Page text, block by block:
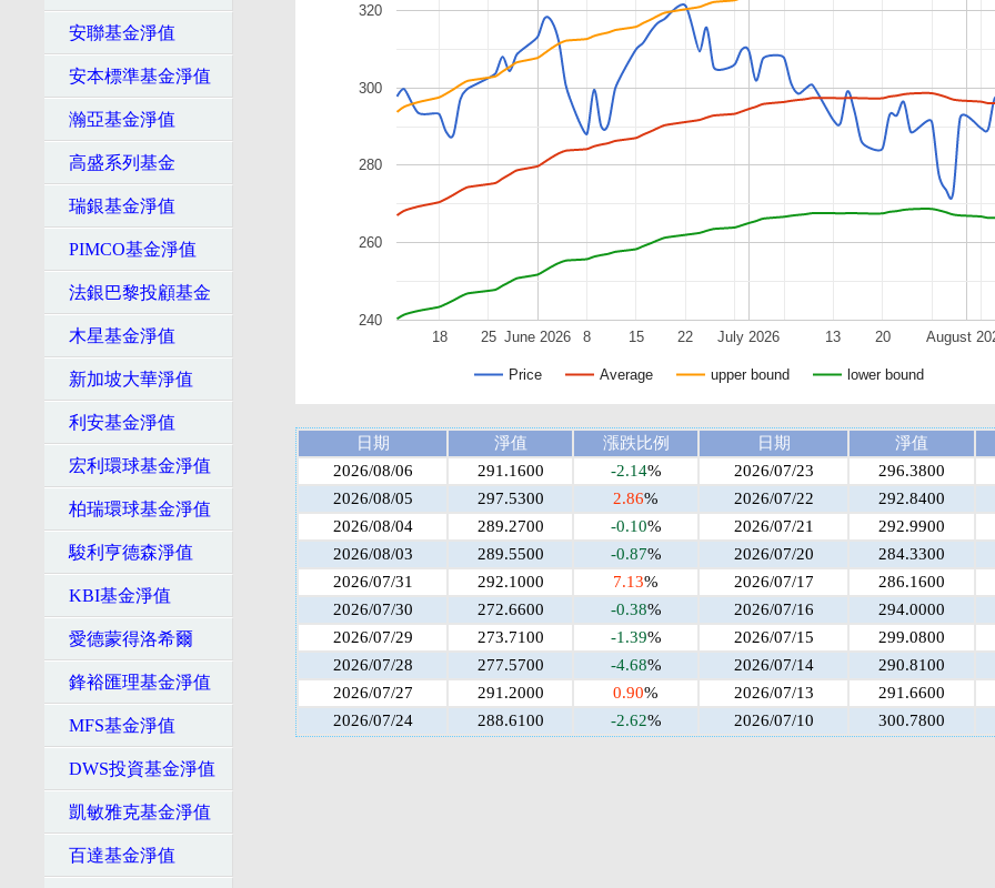
安聯基金淨值
安本標準基金淨值
瀚亞基金淨值
高盛系列基金
瑞銀基金淨值
PIMCO基金淨值
法銀巴黎投顧基金
木星基金淨值
新加坡大華淨值
利安基金淨值
宏利環球基金淨值
柏瑞環球基金淨值
駿利亨德森淨值
KBI基金淨值
愛德蒙得洛希爾
鋒裕匯理基金淨值
MFS基金淨值
DWS投資基金淨值
凱敏雅克基金淨值
百達基金淨值
Price Average upper bound lower bound
June 2026 July 2026 August
18 25 8 15 22 13 20
240
260
280
300
320
日期 淨值 漲跌比例 日期
淨值
2026/08/06
291.1600 -2.14% 2026/07/23
296.3800
2026/08/05
297.5300 2.86% 2026/07/22
292.8400
2026/08/04
289.2700 -0.10% 2026/07/21
292.9900
2026/08/03
289.5500 -0.87% 2026/07/20
284.3300
2026/07/31
292.1000 7.13% 2026/07/17
286.1600
2026/07/30
272.6600 -0.38% 2026/07/16
294.0000
2026/07/29
273.7100 -1.39% 2026/07/15
299.0800
2026/07/28
277.5700 -4.68% 2026/07/14
290.8100
2026/07/27
291.2000 0.90% 2026/07/13
291.6600
2026/07/24
288.6100 -2.62% 2026/07/10 300.7800